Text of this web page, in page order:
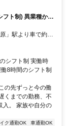
業種から
フ【正社員】
ート施設
車場あり）
シフト制 実働時
8時間のシフト制
の先ずっと今の働
くまでの勤務、不
入。 家族や自分の
ク通勤OK
車通勤OK